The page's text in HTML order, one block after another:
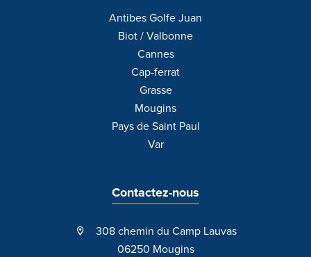
Antibes Golfe Juan
Biot / Valbonne
Cannes
Cap-ferrat
Grasse
Mougins
Pays de Saint Paul
Var
Contactez-nous
308 chemin du Camp Lauvas
06250 Mougins